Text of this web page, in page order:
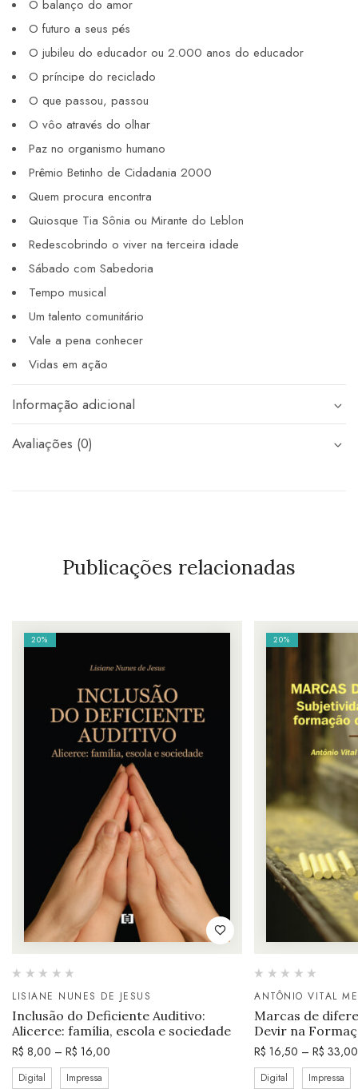
O balanço do amor
O futuro a seus pés
O jubileu do educador ou 2.000 anos do educador
O príncipe do reciclado
O que passou, passou
O vôo através do olhar
Paz no organismo humano
Prêmio Betinho de Cidadania 2000
Quem procura encontra
Quiosque Tia Sônia ou Mirante do Leblon
Redescobrindo o viver na terceira idade
Sábado com Sabedoria
Tempo musical
Um talento comunitário
Vale a pena conhecer
Vidas em ação
Informação adicional
Avaliações (0)
Publicações relacionadas
20%
LISIANE NUNES DE JESUS
Inclusão do Deficiente Auditivo:
Alicerce: família, escola e sociedade
R$ 8,00 – R$ 16,00
Digital Impressa
20%
ANTÔNIO VITAL
Marcas de
Devir na
R$ 16,50 – R$ 33,00
Digital Impressa